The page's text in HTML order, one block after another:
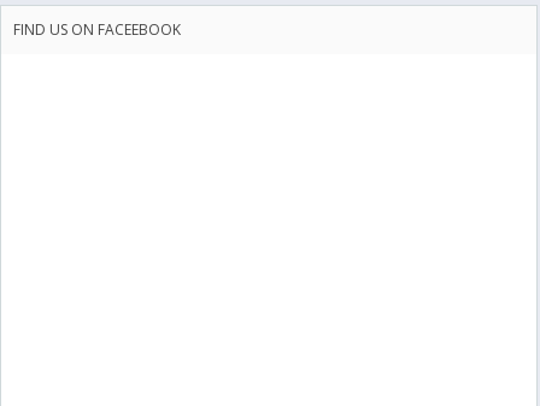
FIND US ON FACEEBOOK